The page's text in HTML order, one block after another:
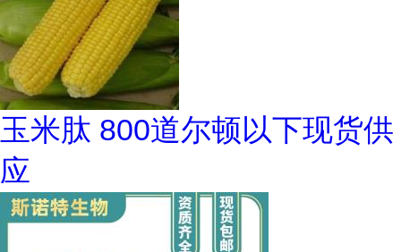
玉米肽 800道尔顿以下现货供
应